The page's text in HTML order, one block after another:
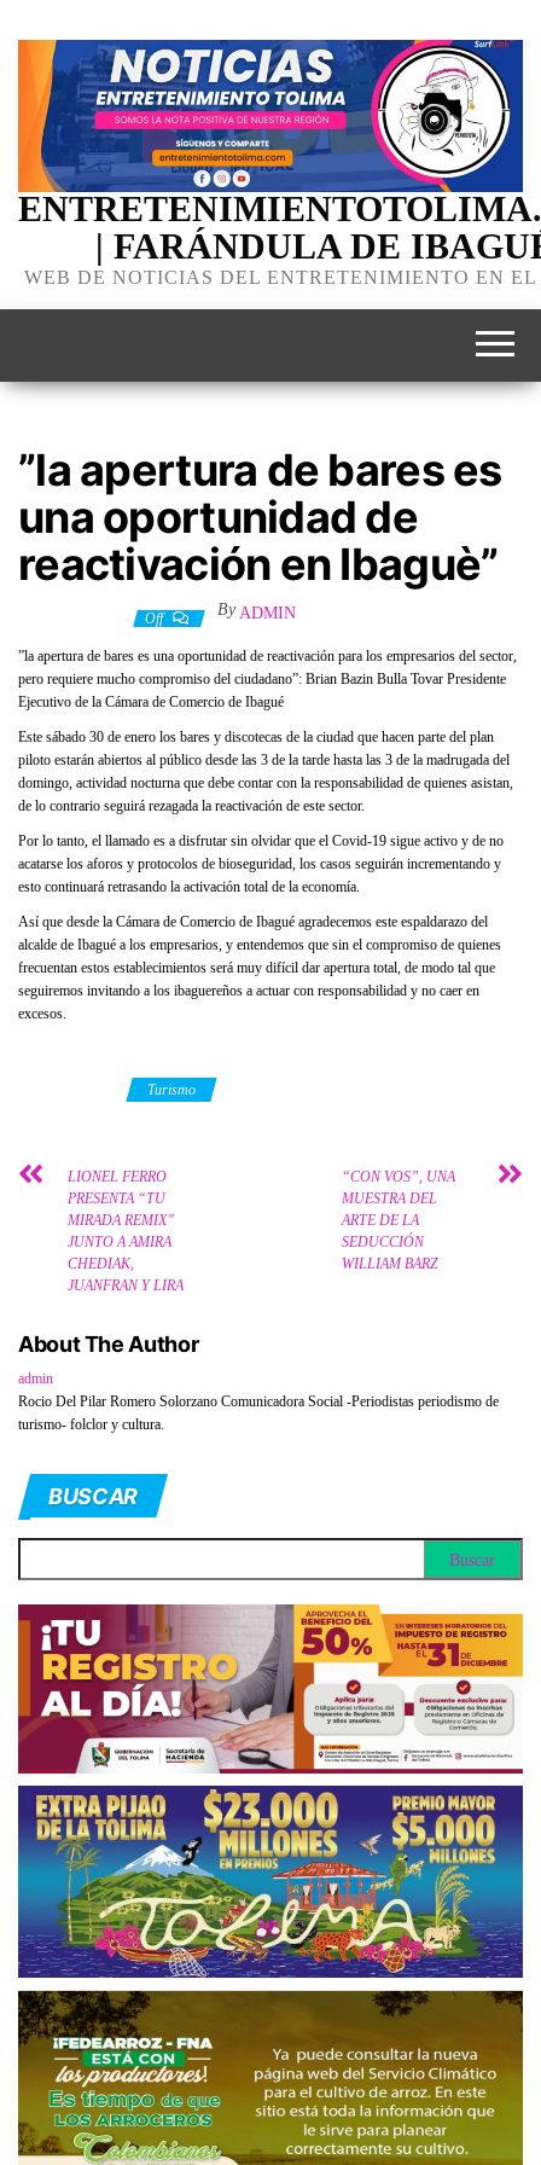
| FARÁNDULA DE
WEB DE NOTICIAS DEL ENTRETENIMIENTO EN
”la apertura de bares es
una oportunidad de
reactivación en Ibaguè”
Off By ADMIN
”la apertura de bares es una oportunidad de reactivación para los empresarios del sector,
pero requiere mucho compromiso del ciudadano”: Brian Bazin Bulla Tovar Presidente
Ejecutivo de la Cámara de Comercio de Ibagué
Este sábado 30 de enero los bares y discotecas de la ciudad que hacen parte del plan
piloto estarán abiertos al público desde las 3 de la tarde hasta las 3 de la madrugada del
domingo, actividad nocturna que debe contar con la responsabilidad de quienes asistan,
de lo contrario seguirá rezagada la reactivación de este sector.
Por lo tanto, el llamado es a disfrutar sin olvidar que el Covid-19 sigue activo y de no
acatarse los aforos y protocolos de bioseguridad, los casos seguirán incrementando y
esto continuará retrasando la activación total de la economía.
Así que desde la Cámara de Comercio de Ibagué agradecemos este espaldarazo del
alcalde de Ibagué a los empresarios, y entendemos que sin el compromiso de quienes
frecuentan estos establecimientos será muy difícil dar apertura total, de modo tal que
seguiremos invitando a los ibaguereños a actuar con responsabilidad y no caer en
excesos.
Turismo
LIONEL FERRO
PRESENTA “TU
MIRADA REMIX”
JUNTO A AMIRA
CHEDIAK,
JUANFRAN Y LIRA
“CON VOS”, UNA
MUESTRA DEL
ARTE DE LA
SEDUCCIÓN
WILLIAM BARZ
About The Author
admin
Rocio Del Pilar Romero Solorzano Comunicadora Social -Periodistas periodismo de
turismo- folclor y cultura.
BUSCAR